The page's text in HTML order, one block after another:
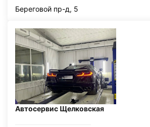
Береговой пр-д, 5
Автосервис Щелковская